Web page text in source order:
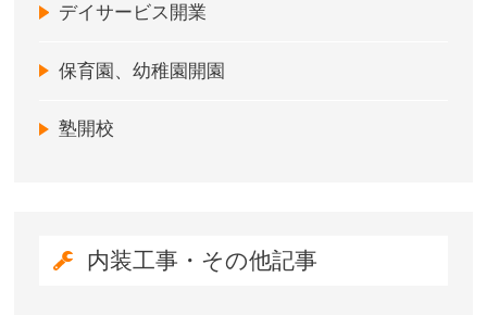
デイサービス開業
保育園、幼稚園開園
塾開校
内装工事・その他記事